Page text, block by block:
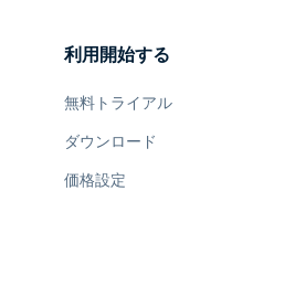
利用開始する
無料トライアル
ダウンロード
価格設定